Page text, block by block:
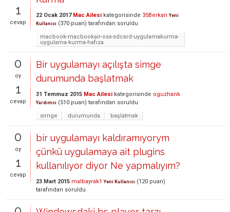
1
cevap
22 Ocak 2017 Mac Ailesi kategorisinde 35Berkan Yeni
Kullanıcı (370 puan) tarafından soruldu
macbook-macbookair-osx-sdcard-uygulamakurma-
uygulama-kurma-hafıza
0
oy
1
cevap
Bir uygulamayı açılışta simge
durumunda başlatmak
31 Temmuz 2015 Mac Ailesi kategorisinde oguzhank
Yardımcı (510 puan) tarafından soruldu
simge
durumunda başlatmak
0
oy
1
cevap
bir uygulamayı kaldıramıyorym
çünkü uygulamaya ait plugins
kullanılıyor diyor Ne yapmalıyım?
23 Mart 2015 malbayrak1 Yeni Kullanıcı (120 puan)
tarafından soruldu